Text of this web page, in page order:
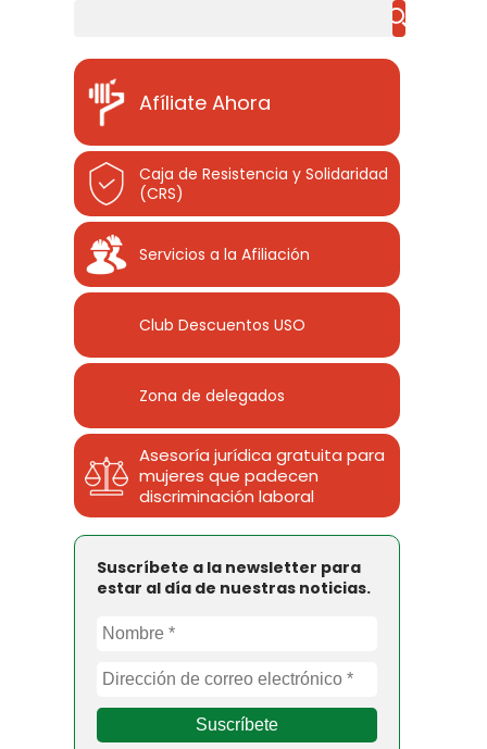
Afíliate Ahora
Caja de Resistencia y Solidaridad
(CRS)
Servicios a la Afiliación
Club Descuentos USO
Zona de delegados
Asesoría jurídica gratuita para
mujeres que padecen
discriminación laboral
Suscríbete a la newsletter para
estar al día de nuestras noticias.